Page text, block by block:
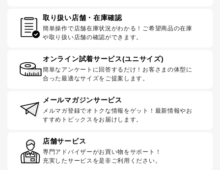
取り扱い店舗・在庫確認
簡単操作で店舗在庫状況がわかる！ご希望商品の在庫
や取り扱い店舗の確認ができます。
オンライン試着サービス(ユニサイズ)
簡単なアンケートに回答するだけ！お客さまの体型に
合った最適なサイズをご提案します。
メールマガジンサービス
メルマガ登録でオトクな情報をゲット！最新情報やお
すすめトピックスをお届けします。
店舗サービス
専門アドバイザーがお買い物をサポート！
充実したサービスを是非ご利用ください。